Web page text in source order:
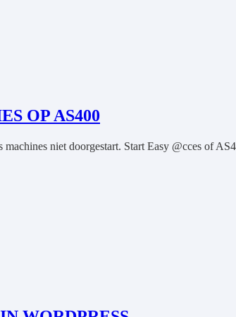
OP AS400
niet doorgestart. Start Easy @cces of